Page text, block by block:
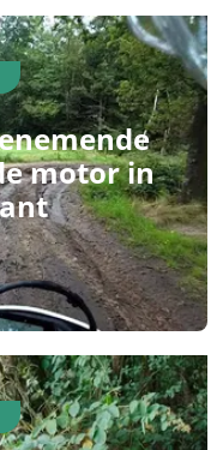
motor in